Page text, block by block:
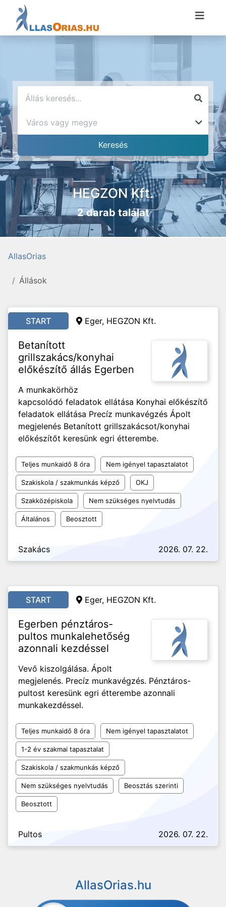
HEGZON Kft.
2 darab találat
AllasOrias
Állások
START Eger, HEGZON Kft.
Betanított
grillszakács/konyhai
előkészítő állás Egerben
A munkakörhöz
kapcsolódó feladatok ellátása Konyhai előkészítő
feladatok ellátása Precíz munkavégzés Ápolt
megjelenés Betanított grillszakácsot/konyhai
előkészítőt keresünk egri étterembe.
Teljes munkaidő 8 óra Nem igényel tapasztalatot
Szakiskola / szakmunkás képző OKJ
Szakközépiskola Nem szükséges nyelvtudás
Általános Beosztott
Szakács 2026. 07. 22.
START Eger, HEGZON Kft.
Egerben pénztáros-
pultos munkalehetőség
azonnali kezdéssel
Vevő kiszolgálása. Ápolt
megjelenés. Precíz munkavégzés. Pénztáros-
pultost keresünk egri étterembe azonnali
munkakezdéssel.
Teljes munkaidő 8 óra Nem igényel tapasztalatot
1-2 év szakmai tapasztalat
Szakiskola / szakmunkás képző
Nem szükséges nyelvtudás Beosztás szerinti
Beosztott
Pultos 2026. 07. 22.
AllasOrias.hu